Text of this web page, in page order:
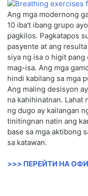
Ang mga modernong
10 iba't ibang grupo
pagkilos. Pagkatapos
pasyente at ang
siya ng isa o higit
mag-isa. Ang mga
hindi kabilang sa mga
Ang maling desisyon
na kahihinatnan. Lahat
ng dugo ay kailangan
tinitingnan natin ang
base sa mga aktibong
sa katawan.
>>> ПЕРЕЙТИ НА